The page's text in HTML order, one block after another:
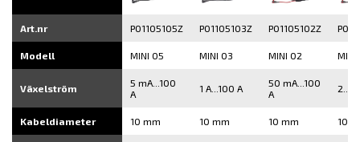
Art.nr P01105105Z P01105103Z P01105102Z
Modell MINI 05 MINI 03 MINI 02 MINI
Växelström
5 mA...100
A
1 A...100 A
50 mA...100
A
Kabeldiameter 10 mm 10 mm 10 mm 10